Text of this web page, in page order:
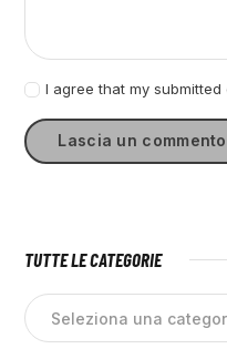
I agree that my
TUTTE LE CATEGORIE